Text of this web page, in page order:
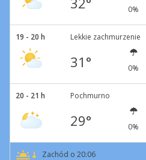
0%
19 - 20 h Lekkie zachmurzenie
31° 0%
20 - 21 h Pochmurno
29° 0%
Zachód o 20:06